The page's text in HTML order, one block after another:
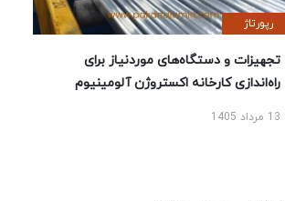
رپورتاژ
تجهیزات و دستگاه‌های موردنیاز برای
راه‌اندازی کارخانه اکستروژن آلومینیوم
13 مرداد 1405